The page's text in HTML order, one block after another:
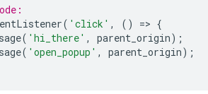
( 'click' , () => {
( 'hi_there' , parent_origin);
( 'open_popup' , parent_origin);